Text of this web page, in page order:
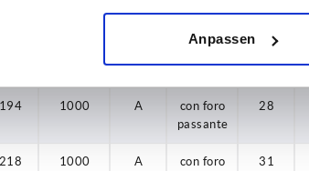
Anpassen
passante
con foro
passante
24
194 1000 A
con foro
passante
28
218 1000 A
con foro
31